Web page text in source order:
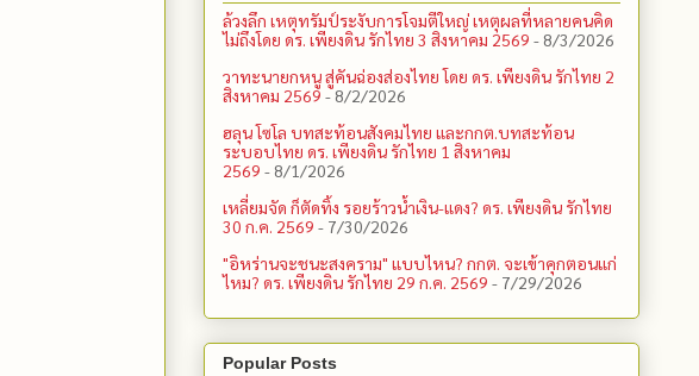
ล้วงลึก เหตุทรัมป์ระงับการโจมตีใหญ่ เหตุผลที่หลายคนคิด
ไม่ถึงโดย ดร. เพียงดิน รักไทย 3 สิงหาคม 2569 - 8/3/2026
วาทะนายกหนู สู่คันฉ่องส่องไทย โดย ดร. เพียงดิน รักไทย 2
สิงหาคม 2569 - 8/2/2026
ฮลุน โซโล บทสะท้อนสังคมไทย และกกต.​บทสะท้อน
ระบอบไทย ดร. เพียงดิน รักไทย 1 สิงหาคม
2569 - 8/1/2026
เหลี่ยมจัด ก็ตัดทิ้ง รอยร้าวน้ำเงิน-แดง? ดร. เพียงดิน รักไทย
30 ก.ค. 2569 - 7/30/2026
"อิหร่านจะชนะสงคราม" แบบไหน? กกต. จะเข้าคุกตอนแก่
ไหม? ดร. เพียงดิน รักไทย 29 ก.ค. 2569 - 7/29/2026
Popular Posts